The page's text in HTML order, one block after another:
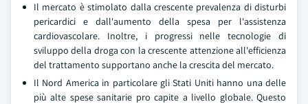
Il mercato è stimolato dalla crescente prevalenza di disturbi
pericardici e dall'aumento della spesa per l'assistenza
cardiovascolare. Inoltre, i progressi nelle tecnologie di
sviluppo della droga con la crescente attenzione all'efficienza
del trattamento supportano anche la crescita del mercato.
Il Nord America in particolare gli Stati Uniti hanno una delle
più alte spese sanitarie pro capite a livello globale. Questo